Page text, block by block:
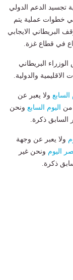
تجسيد الدعم الدولي
في خطوات عملية يتم
البريطاني الايجابي
في قطاع غزة.
البريطاني
الاقليمية والدولية.
السابع ولا يعبر عن
من اليوم السابع ونحن
السابق ذكرة.
ولا يعبر عن وجهة
اليوم ونحن غير
ذكرة.